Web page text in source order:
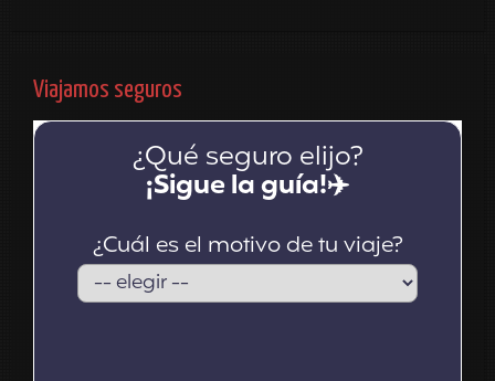
Viajamos seguros